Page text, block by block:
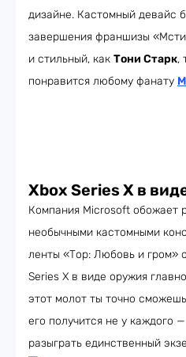
дизайне. Кастомный девайс
завершения франшизы
и стильный, как Тони Старк,
понравится любому фанату
Xbox Series X в
Компания Microsoft обожает
необычными кастомными
ленты «Тор: Любовь и гром»
Series X в виде оружия
этот молот ты точно
его получится не у каждого
разыграть единственный